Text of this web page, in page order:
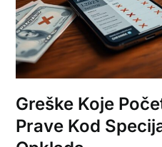
Greške Koje
Prave Kod